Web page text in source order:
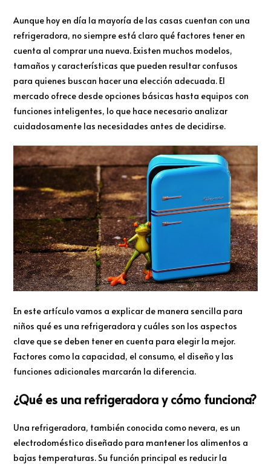
Aunque hoy en día la mayoría de las casas cuentan con una
refrigeradora, no siempre está claro qué factores tener en
cuenta al comprar una nueva. Existen muchos modelos,
tamaños y características que pueden resultar confusos
para quienes buscan hacer una elección adecuada. El
mercado ofrece desde opciones básicas hasta equipos con
funciones inteligentes, lo que hace necesario analizar
cuidadosamente las necesidades antes de decidirse.
En este artículo vamos a explicar de manera sencilla para
niños qué es una refrigeradora y cuáles son los aspectos
clave que se deben tener en cuenta para elegir la mejor.
Factores como la capacidad, el consumo, el diseño y las
funciones adicionales marcarán la diferencia.
¿Qué es una refrigeradora y cómo funciona?
Una refrigeradora, también conocida como nevera, es un
electrodoméstico diseñado para mantener los alimentos a
bajas temperaturas. Su función principal es reducir la